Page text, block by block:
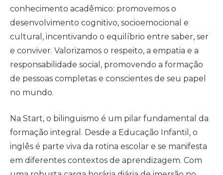
conhecimento acadêmico: promovemos o
desenvolvimento cognitivo, socioemocional e
cultural, incentivando o equilíbrio entre saber, ser
e conviver. Valorizamos o respeito, a empatia e a
responsabilidade social, promovendo a formação
de pessoas completas e conscientes de seu papel
no mundo.
Na Start, o bilinguismo é um pilar fundamental da
formação integral. Desde a Educação Infantil, o
inglês é parte viva da rotina escolar e se manifesta
em diferentes contextos de aprendizagem. Com